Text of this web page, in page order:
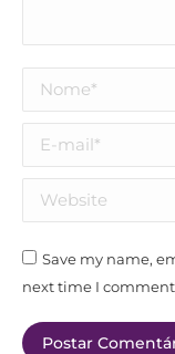
Nome *
E-mail *
Website
Save my name,
next time I
Postar